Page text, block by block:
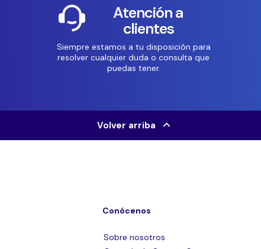
Atención a
clientes
Siempre estamos a tu disposición para
resolver cualquier duda o consulta que
puedas tener.
Volver arriba
Conócenos
Sobre nosotros